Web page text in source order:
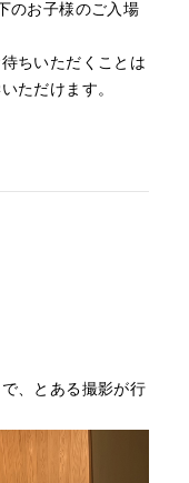
のお子様のご入場
ちいただくことは
ただけます。
、とある撮影が行